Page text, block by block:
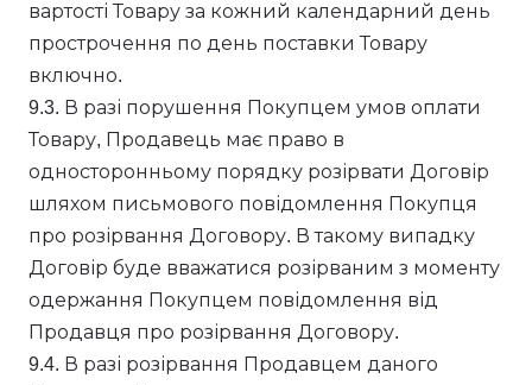
вартості Товару за кожний календарний день
прострочення по день поставки Товару
включно.
9.3. В разі порушення Покупцем умов оплати
Товару, Продавець має право в
односторонньому порядку розірвати Договір
шляхом письмового повідомлення Покупця
про розірвання Договору. В такому випадку
Договір буде вважатися розірваним з моменту
одержання Покупцем повідомлення від
Продавця про розірвання Договору.
9.4. В разі розірвання Продавцем даного